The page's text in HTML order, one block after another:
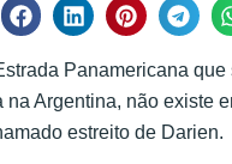
Panamericana que
Argentina, não existe
estreito de Darien.